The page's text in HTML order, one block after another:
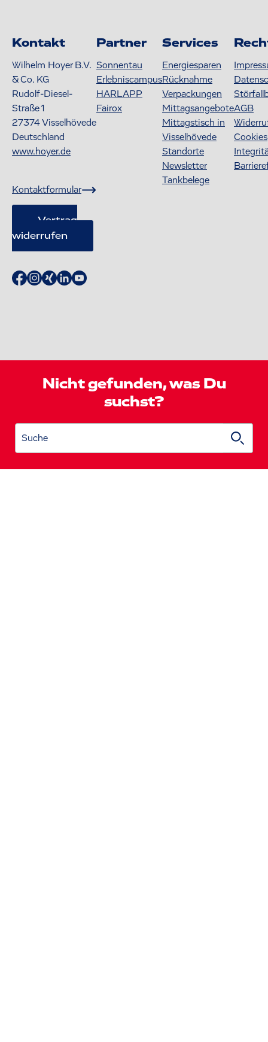
Kontakt
Wilhelm Hoyer B.V.
& Co. KG
Rudolf-Diesel-
Straße 1
27374Visselhövede
Deutschland
www.hoyer.de
Kontaktformular
Vertrag
widerrufen
Partner
Sonnentau
Erlebniscampus
HARLAPP
Fairox
Services
Energiesparen
Rücknahme
Verpackungen
Mittagsangebote
Mittagstisch in
Visselhövede
Standorte
Newsletter
Tankbelege
AGB
Cookies
Nicht gefunden, was Du
suchst?
Suche